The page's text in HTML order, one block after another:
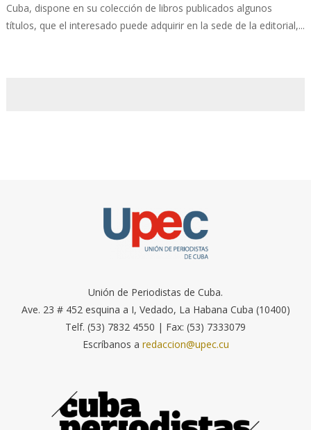
Cuba, dispone en su colección de libros publicados algunos
títulos, que el interesado puede adquirir en la sede de la editorial,...
Unión de Periodistas de Cuba.
Ave. 23 # 452 esquina a I, Vedado, La Habana Cuba (10400)
Telf. (53) 7832 4550 | Fax: (53) 7333079
Escríbanos a redaccion@upec.cu